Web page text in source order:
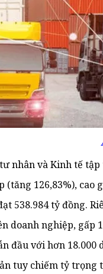
nhân và Kinh tế
(tăng 126,83%),
538.984 tỷ đồng.
doanh nghiệp, gấp
đầu với hơn 18.000
tuy chiếm tỷ